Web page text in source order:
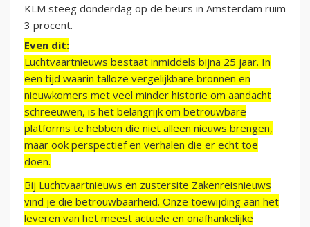
KLM steeg donderdag op de beurs in Amsterdam ruim
3 procent.
Even dit:
Luchtvaartnieuws bestaat inmiddels bijna 25 jaar. In
een tijd waarin talloze vergelijkbare bronnen en
nieuwkomers met veel minder historie om aandacht
schreeuwen, is het belangrijk om betrouwbare
platforms te hebben die niet alleen nieuws brengen,
maar ook perspectief en verhalen die er echt toe
doen.
Bij Luchtvaartnieuws en zustersite Zakenreisnieuws
vind je die betrouwbaarheid. Onze toewijding aan het
leveren van het meest actuele en onafhankelijke